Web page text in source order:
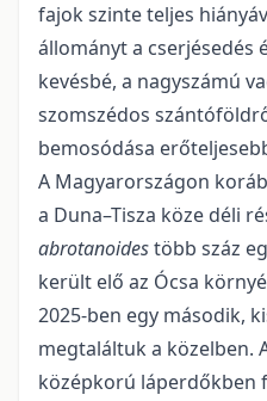
fajok szinte teljes
állományt a cserjésedés
kevésbé, a nagyszámú
szomszédos
bemosódása
A Magyarországon
a Duna–Tisza köze déli
abrotanoidestöbb száz
került elő az Ócsa
2025-ben egy második,
megtaláltuk a közelben.
közép­korú láperdőkben